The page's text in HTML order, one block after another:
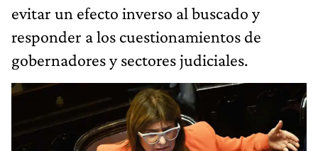
evitar un efecto inverso al buscado y
responder a los cuestionamientos de
gobernadores y sectores judiciales.